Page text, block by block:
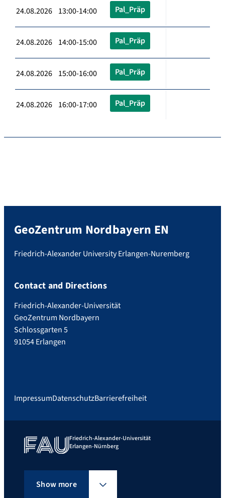
24.08.2026 13:00-14:00 Pal_Präp
24.08.2026 14:00-15:00 Pal_Präp
24.08.2026 15:00-16:00 Pal_Präp
24.08.2026 16:00-17:00 Pal_Präp
GeoZentrum Nordbayern EN
Friedrich-Alexander University Erlangen-Nuremberg
Contact and Directions
Friedrich-Alexander-Universität
GeoZentrum Nordbayern
Schlossgarten 5
91054 Erlangen
ImpressumDatenschutzBarrierefreiheit
Friedrich-Alexander-Universität
Erlangen-Nürnberg
Show more